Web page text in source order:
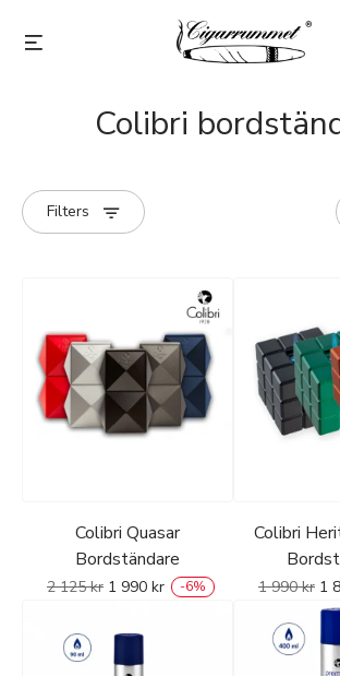
Colibri
Filters
Colibri Quasar
Bordständare
2 125kr 1 990 kr -6%
Colibri
1 990kr 1